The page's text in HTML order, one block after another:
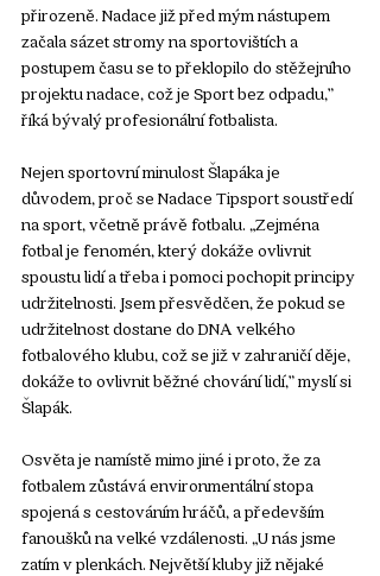
přirozeně. Nadace již před mým nástupem
začala sázet stromy na sportovištích a
postupem času se to překlopilo do stěžejního
projektu nadace, což je Sport bez odpadu,”
říká bývalý profesionální fotbalista.
Nejen sportovní minulost Šlapáka je
důvodem, proč se Nadace Tipsport soustředí
na sport, včetně právě fotbalu. „Zejména
fotbal je fenomén, který dokáže ovlivnit
spoustu lidí a třeba i pomoci pochopit principy
udržitelnosti. Jsem přesvědčen, že pokud se
udržitelnost dostane do DNA velkého
fotbalového klubu, což se již v zahraničí děje,
dokáže to ovlivnit běžné chování lidí,” myslí si
Šlapák.
Osvěta je namístě mimo jiné i proto, že za
fotbalem zůstává environmentální stopa
spojená s cestováním hráčů, a především
fanoušků na velké vzdálenosti. „U nás jsme
zatím v plenkách. Největší kluby již nějaké